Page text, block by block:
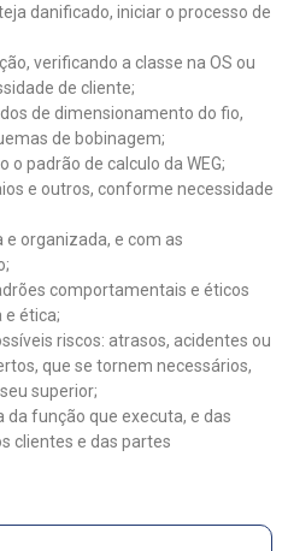
danificado, iniciar o processo de
verificando a classe na OS ou
de cliente;
de dimensionamento do fio,
de bobinagem;
o padrão de calculo da WEG;
e outros, conforme necessidade
organizada, e com as
comportamentais e éticos
e ética;
riscos: atrasos, acidentes ou
que se tornem necessários,
superior;
função que executa, e das
clientes e das partes